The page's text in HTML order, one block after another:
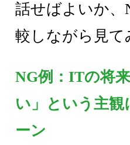
話せばよいか、
較しながら見て
NG例：ITの将
い」という主観
ーン